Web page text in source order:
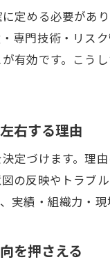
拠点設立で
プラント工
プラント工
拠点設立なら知
拠点設立の
プラント工
拠点設立で
拠点設立時
定める必要があ
専門技術・リス
有効です。こう
右する理由
定づけます。理
の反映やトラブ
実績・組織力・
を押さえる